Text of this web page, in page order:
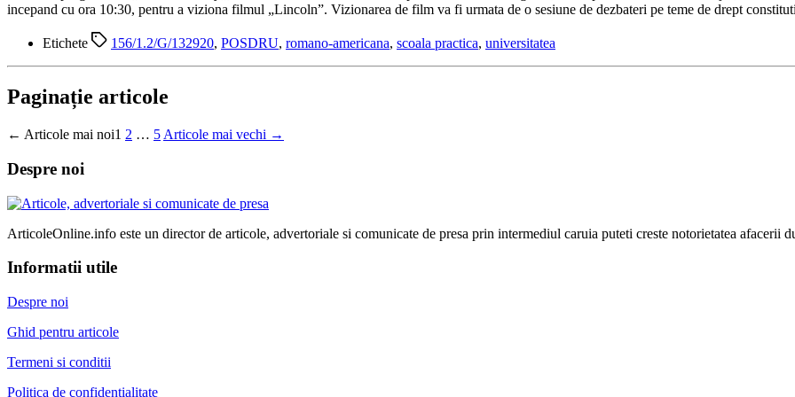
incepand cu ora 10:30, pentru a viziona filmul „Lincoln”. Vizionarea de film va fi urmata de o sesiune de dezbateri pe teme de drept
Etichete 156/1.2/G/132920, POSDRU, romano-americana, scoala practica, universitatea
Paginație articole
← Articole mai noi1 2 … 5 Articole mai vechi →
Despre noi
ArticoleOnline.info este un director de articole, advertoriale si comunicate de presa prin intermediul caruia puteti creste notorietatea afacerii
Informatii utile
Despre noi
Ghid pentru articole
Termeni si conditii
Politica de confidentialitate